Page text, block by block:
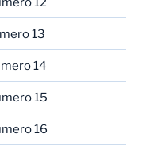
13
14
15
16